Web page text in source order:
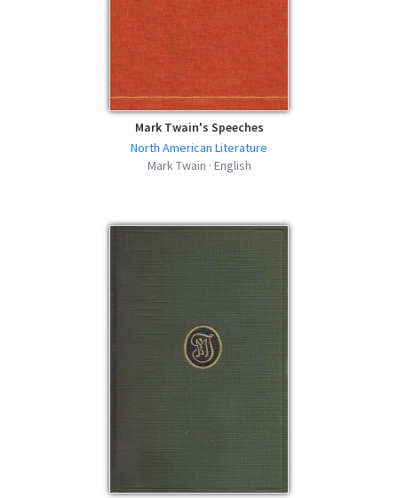
Mark Twain's Speeches
North American Literature
Mark Twain · English